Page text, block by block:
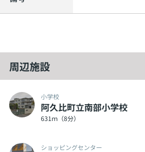
周辺施設
小学校
阿久比町立南部小学校
631ｍ（8分）
ショッピングセンター